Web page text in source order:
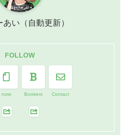
あい（自動更新）
FOLLOW
note Bookers Contact